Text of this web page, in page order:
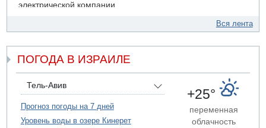
электрической компании
Возле Кирьят-Арбы пожар на местности
06.08.2026 12:06
США не будут давить на Израиль в вопросе Ливана
06.08.2026 11:41
Трое подростков ограбили сексшоп в Холоне
Взрыв в Северном Тель-Авиве
Вся лента
ПОГОДА В ИЗРАИЛЕ
Тель-Авив
Прогноз погоды на 7 дней
Уровень воды в озере Кинерет
+25°
переменная
облачность